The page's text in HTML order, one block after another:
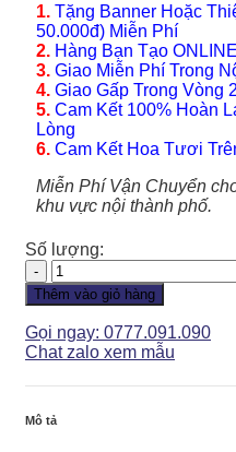
1. Tặng Banner Hoặc
50.000đ) Miễn Phí
2. Hàng Bạn Tạo
3. Giao Miễn Phí Trong
4. Giao Gấp Trong Vòng
5. Cam Kết 100% Hoàn
Lòng
6. Cam Kết Hoa Tươi
Miễn Phí Vận Chuyển
khu vực nội thành phố.
Số lượng:
Hoa
Chia
Buồn
-
HCB015
số
lượng
Thêm vào giỏ hàng
Gọi ngay: 0777.091.090
Chat zalo xem mẫu
Mô tả